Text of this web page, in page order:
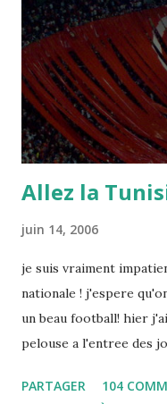
Allez la
juin 14, 2006
je suis vraiment
nationale ! j'espere
un beau football! hier
pelouse a l'entree des
instances
PARTAGER
104